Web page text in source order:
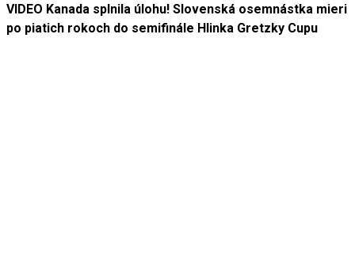
VIDEO Kanada splnila úlohu! Slovenská osemnástka mieri
po piatich rokoch do semifinále Hlinka Gretzky Cupu